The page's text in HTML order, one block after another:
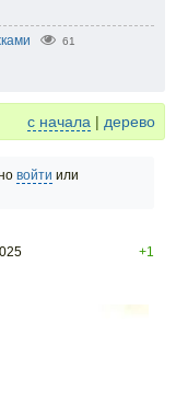
61
с начала | дерево
войти или
+1